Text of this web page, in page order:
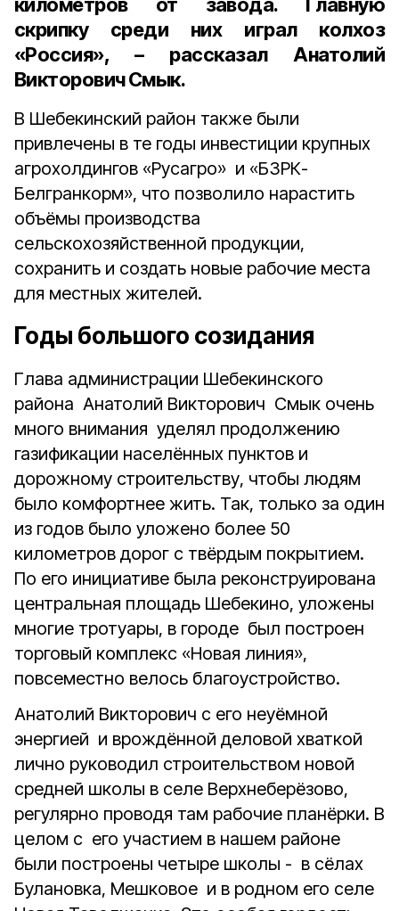
скрипку среди них играл колхоз
«Россия», – рассказал Анатолий
Викторович Смык.
В Шебекинский район также были
привлечены в те годы инвестиции крупных
агрохолдингов «Русагро» и «БЗРК-
Белгранкорм», что позволило нарастить
объёмы производства
сельскохозяйственной продукции,
сохранить и создать новые рабочие места
для местных жителей.
Годы большого созидания
Глава администрации Шебекинского
района Анатолий Викторович Смык очень
много внимания уделял продолжению
газификации населённых пунктов и
дорожному строительству, чтобы людям
было комфортнее жить. Так, только за один
из годов было уложено более 50
километров дорог с твёрдым покрытием.
По его инициативе была реконструирована
центральная площадь Шебекино, уложены
многие тротуары, в городе был построен
торговый комплекс «Новая линия»,
повсеместно велось благоустройство.
Анатолий Викторович с его неуёмной
энергией и врождённой деловой хваткой
лично руководил строительством новой
средней школы в селе Верхнеберёзово,
регулярно проводя там рабочие планёрки. В
целом с его участием в нашем районе
были построены четыре школы - в сёлах
Булановка, Мешковое и в родном его селе